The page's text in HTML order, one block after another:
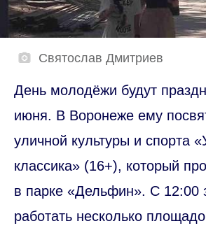
Святослав Дмитриев
День молодёжи будут
июня. В Воронеже ему
уличной культуры и спорта
классика» (16+), который
в парке «Дельфин». С 12:00
работать несколько